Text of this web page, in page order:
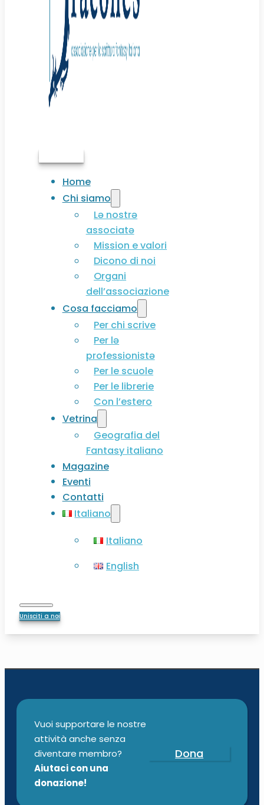
Home
Chi siamo
Lə nostrə
associatə
Mission e valori
Dicono di noi
Organi
dell’associazione
Cosa facciamo
Per chi scrive
Per lə
professionistə
Per le scuole
Per le librerie
Con l’estero
Vetrina
Geografia del
Fantasy italiano
Magazine
Eventi
Contatti
Italiano
Italiano
English
Unisciti a noi
Vuoi supportare le nostre
attività anche senza
diventare membro?
Aiutaci con una
donazione!
Dona